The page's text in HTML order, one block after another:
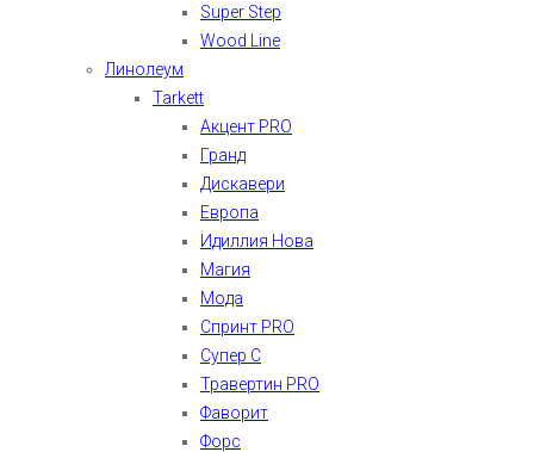
Super Step
Wood Line
Линолеум
Tarkett
Акцент PRO
Гранд
Дискавери
Европа
Идиллия Нова
Магия
Мода
Спринт PRO
Супер С
Травертин PRO
Фаворит
Форс